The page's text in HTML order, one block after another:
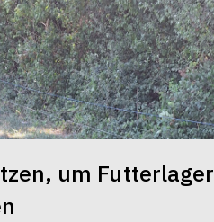
um Futterlager